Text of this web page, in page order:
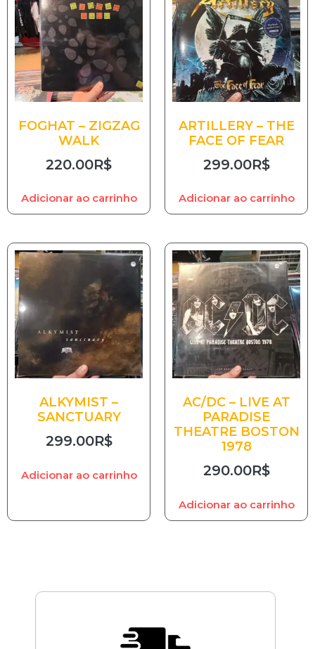
FOGHAT – ZIGZAG
WALK
220.00R$
Adicionar ao carrinho
ARTILLERY – THE
FACE OF FEAR
299.00R$
Adicionar ao carrinho
ALKYMIST –
SANCTUARY
299.00R$
Adicionar ao carrinho
AC/DC – LIVE AT
PARADISE
THEATRE BOSTON
1978
290.00R$
Adicionar ao carrinho